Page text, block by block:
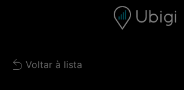
Barra de navegação
Back to list
Voltar à lista